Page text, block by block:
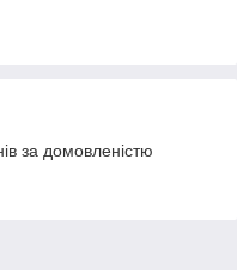
за домовленістю